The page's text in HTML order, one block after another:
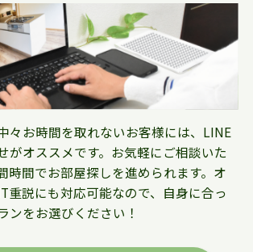
々お時間を取れないお客様には、LINE
がオススメです。お気軽にご相談いた
時間でお部屋探しを進められます。オ
重説にも対応可能なので、自身に合っ
ンをお選びください！